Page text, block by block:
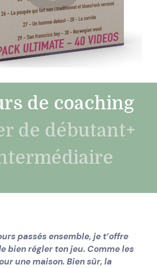
de coaching
de débutant+
passés ensemble, je t’offre
bien régler ton jeu. Comme les
une maison. Bien sûr, la